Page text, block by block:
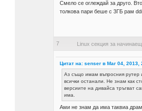
Смело се оглеждай за друго.
толкова пари беше с 3ГБ рам
7 Linux секция за
Цитат на: senser в Mar 04, 2013,
Аз също имам въпросния рутер
всички останали. Не знам как
версиите на дивайса тръгват
има.
Ами не знам да има таквиа